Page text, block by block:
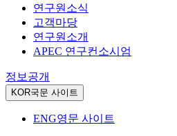
연구원소식
고객마당
연구원소개
APEC 연구컨소시엄
정보공개
KOR국문 사이트
ENG영문 사이트